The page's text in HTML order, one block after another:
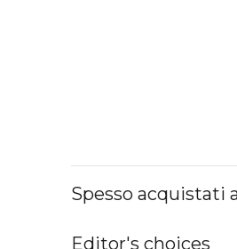
Spesso acquistati
Editor's choices